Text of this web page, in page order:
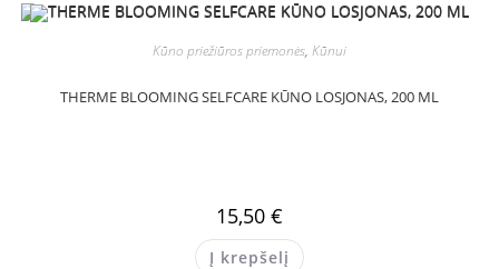
Kūno priežiūros priemonės, Kūnui
THERME BLOOMING SELFCARE KŪNO LOSJONAS, 200 ML
15,50 €
Į krepšelį